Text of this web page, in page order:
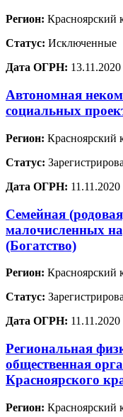
Регион: Красноярский
Статус: Исключенные
Дата ОГРН: 13.11.2020
Автономная
социальных
Регион: Красноярский
Статус:
Дата ОГРН: 11.11.2020
Семейная
малочисленных
(Богатство)
Регион: Красноярский
Статус:
Дата ОГРН: 11.11.2020
Региональная
общественная
Красноярского
Регион: Красноярский